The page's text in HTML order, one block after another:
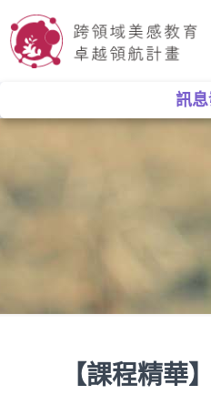
訊
【課程精華